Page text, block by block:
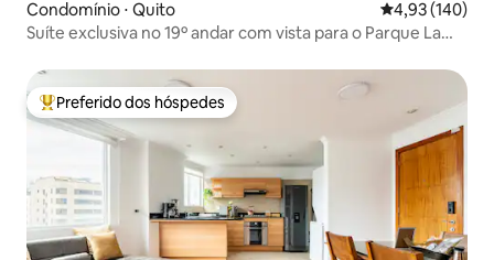
Condomínio ⋅ Quito 4,93 de uma
4,93 (140)
Suíte exclusiva no 19º andar com vista para o Parque La
Entre os melhores preferidos dos hóspedes
Preferido dos hóspedes